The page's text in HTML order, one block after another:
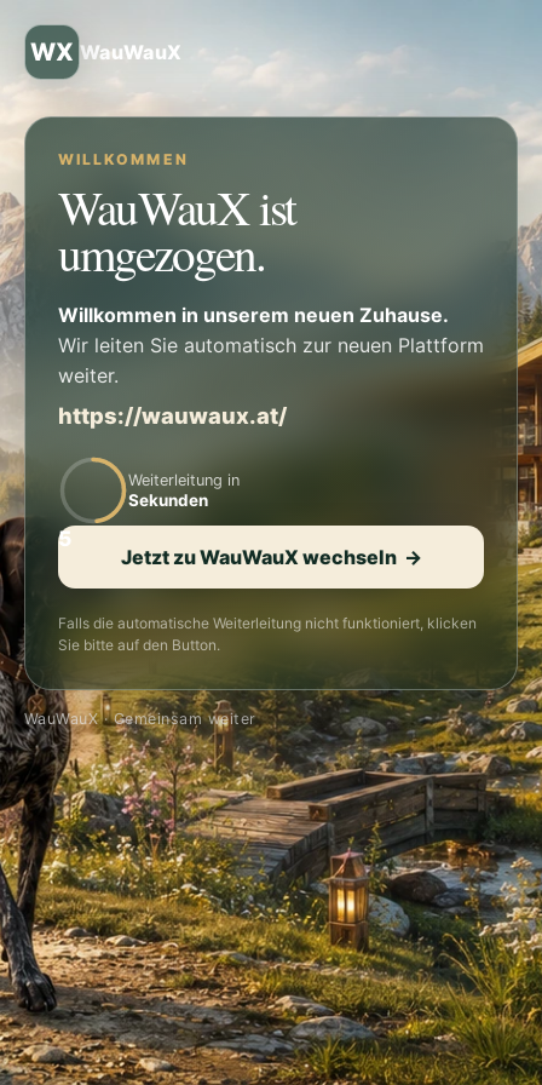
WX WauWauX
WILLKOMMEN
WauWauX ist
umgezogen.
Willkommen in unserem neuen Zuhause.
Wir leiten Sie automatisch zur neuen Plattform
weiter.
https://wauwaux.at/
5
Weiterleitung in
Sekunden
Jetzt zu WauWauX wechseln →
Falls die automatische Weiterleitung nicht funktioniert, klicken
Sie bitte auf den Button.
WauWauX · Gemeinsam weiter